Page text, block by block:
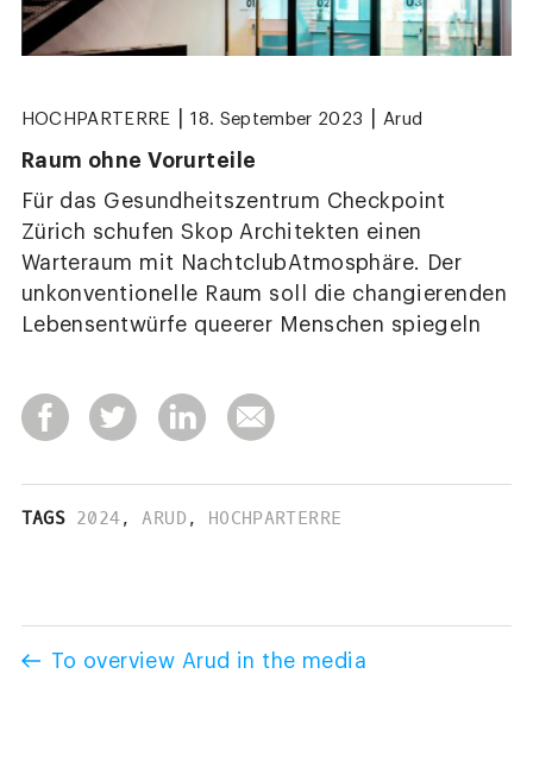
HOCHPARTERRE 18. September 2023 Arud
Raum ohne Vorurteile
Für das Gesundheitszentrum Checkpoint
Zürich schufen Skop Architekten einen
Warteraum mit NachtclubAtmosphäre. Der
unkonventionelle Raum soll die changierenden
Lebensentwürfe queerer Menschen spiegeln
TAGS 2024, ARUD , HOCHPARTERRE
To overview Arud in the media